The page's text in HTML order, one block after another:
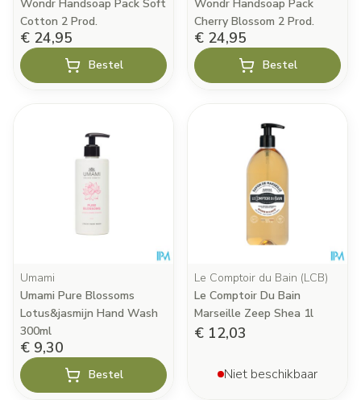
Wondr Handsoap Pack Soft
Cotton 2 Prod.
€ 24,95
Bestel
Wondr Handsoap Pack
Cherry Blossom 2 Prod.
€ 24,95
Bestel
Umami
Umami Pure Blossoms
Lotus&jasmijn Hand Wash
300ml
€ 9,30
Bestel
Le Comptoir du Bain (LCB)
Le Comptoir Du Bain
Marseille Zeep Shea 1l
€ 12,03
Niet beschikbaar